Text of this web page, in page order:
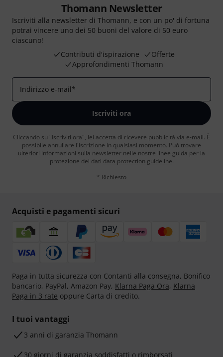
Thomann Newsletter
Iscriviti alla newsletter di Thomann, e con un po' di fortuna
potrai vincere uno dei 50 buoni del valore di 50 euro
ciascuno!
Contributi d'ispirazione
Offerte
Approfondimenti Thomann
Indirizzo e-mail*
Iscriviti ora
Cliccando su "Iscriviti ora", lei accetta di ricevere pubblicità via e-mail. È
possibile annullare l'iscrizione in qualsiasi momento. Può trovare
ulteriori informazioni sulla newsletter nelle nostre linee guida per la
protezione dei dati data protection guideline.
* Richiesto
Acquisti e pagamenti sicuri
Paga in tutta sicurezza con Contanti alla consegna, Bonifico
bancario, PayPal, Amazon Pay, Klarna Paga Ora, Klarna
Paga in 3 rate oppure Carta di credito.
I tuoi vantaggi
3 anni di garanzia Thomann
30 giorni di garanzia soddisfatti o rimborsati